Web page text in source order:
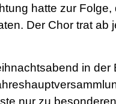
hatte zur Folge,
Der Chor trat ab
in der
nur zu